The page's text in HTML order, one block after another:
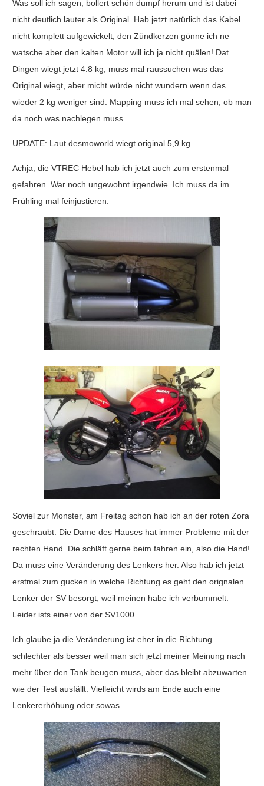
Was soll ich sagen, bollert schön dumpf herum und ist dabei
nicht deutlich lauter als Original. Hab jetzt natürlich das Kabel
nicht komplett aufgewickelt, den Zündkerzen gönne ich ne
watsche aber den kalten Motor will ich ja nicht quälen! Dat
Dingen wiegt jetzt 4.8 kg, muss mal raussuchen was das
Original wiegt, aber micht würde nicht wundern wenn das
wieder 2 kg weniger sind. Mapping muss ich mal sehen, ob man
da noch was nachlegen muss.
UPDATE: Laut desmoworld wiegt original 5,9 kg
Achja, die VTREC Hebel hab ich jetzt auch zum erstenmal
gefahren. War noch ungewohnt irgendwie. Ich muss da im
Frühling mal feinjustieren.
Soviel zur Monster, am Freitag schon hab ich an der roten Zora
geschraubt. Die Dame des Hauses hat immer Probleme mit der
rechten Hand. Die schläft gerne beim fahren ein, also die Hand!
Da muss eine Veränderung des Lenkers her. Also hab ich jetzt
erstmal zum gucken in welche Richtung es geht den orignalen
Lenker der SV besorgt, weil meinen habe ich verbummelt.
Leider ists einer von der SV1000.
Ich glaube ja die Veränderung ist eher in die Richtung
schlechter als besser weil man sich jetzt meiner Meinung nach
mehr über den Tank beugen muss, aber das bleibt abzuwarten
wie der Test ausfällt. Vielleicht wirds am Ende auch eine
Lenkererhöhung oder sowas.